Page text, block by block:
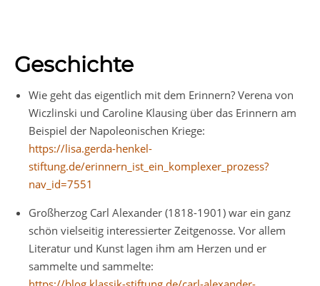
Geschichte
Wie geht das eigentlich mit dem Erinnern? Verena von
Wiczlinski und Caroline Klausing über das Erinnern am
Beispiel der Napoleonischen Kriege:
https://lisa.gerda-henkel-
stiftung.de/erinnern_ist_ein_komplexer_prozess?
nav_id=7551
Großherzog Carl Alexander (1818-1901) war ein ganz
schön vielseitig interessierter Zeitgenosse. Vor allem
Literatur und Kunst lagen ihm am Herzen und er
sammelte und sammelte: